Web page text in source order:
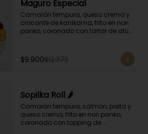
Maguro Especial
Camarón tempura, queso crema y
crocante de kanikama, frito en nori
panko, coronado con tartar de atún
$9.900$12.375
Sopilka Roll 🌶️
Camarón tempura, salmón, palta y
queso crema, frito en nori panko,
coronado con topping de